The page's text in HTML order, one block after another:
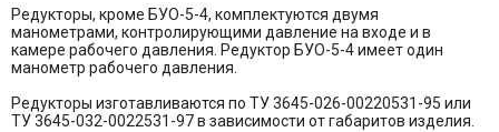
Редукторы, кроме БУО-5-4, комплектуются двумя
манометрами, контролирующими давление на входе и в
камере рабочего давления. Редуктор БУО-5-4 имеет один
манометр рабочего давления.
Редукторы изготавливаются по ТУ 3645-026-00220531-95 или
ТУ 3645-032-0022531-97 в зависимости от габаритов изделия.